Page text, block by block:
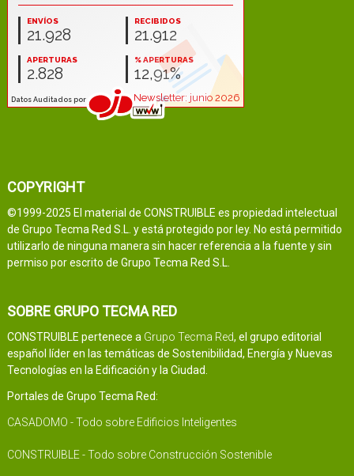
COPYRIGHT
©1999-2025 El material de CONSTRUIBLE es propiedad intelectual
de Grupo Tecma Red S.L. y está protegido por ley. No está permitido
utilizarlo de ninguna manera sin hacer referencia a la fuente y sin
permiso por escrito de Grupo Tecma Red S.L.
SOBRE GRUPO TECMA RED
CONSTRUIBLE pertenece a Grupo Tecma Red, el grupo editorial
español líder en las temáticas de Sostenibilidad, Energía y Nuevas
Tecnologías en la Edificación y la Ciudad.
Portales de Grupo Tecma Red:
CASADOMO - Todo sobre Edificios Inteligentes
CONSTRUIBLE - Todo sobre Construcción Sostenible